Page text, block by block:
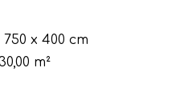
750 x 400 cm
m²